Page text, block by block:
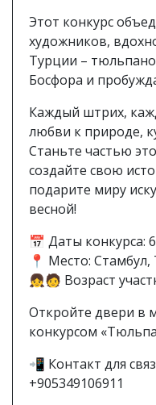
Этот конкурс
художников,
Турции –
Босфора и
Каждый штрих,
любви к природе,
Станьте частью
создайте свою
подарите миру
весной!
📅 Даты конкурса:
📍 Место: Стамбул,
👧🧑 Возраст
Откройте двери в
конкурсом
📲 Контакт для
+905349106911